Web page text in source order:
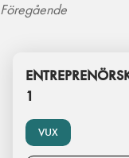
Föregående
VUX
1